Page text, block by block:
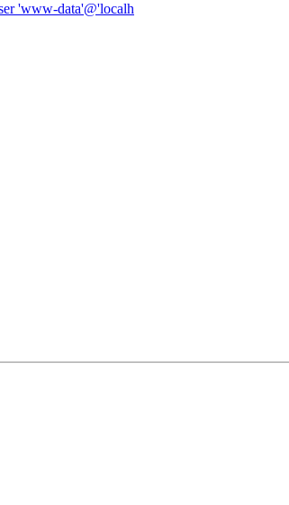
'www-data'@'localh